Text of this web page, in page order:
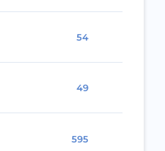
54
49
595